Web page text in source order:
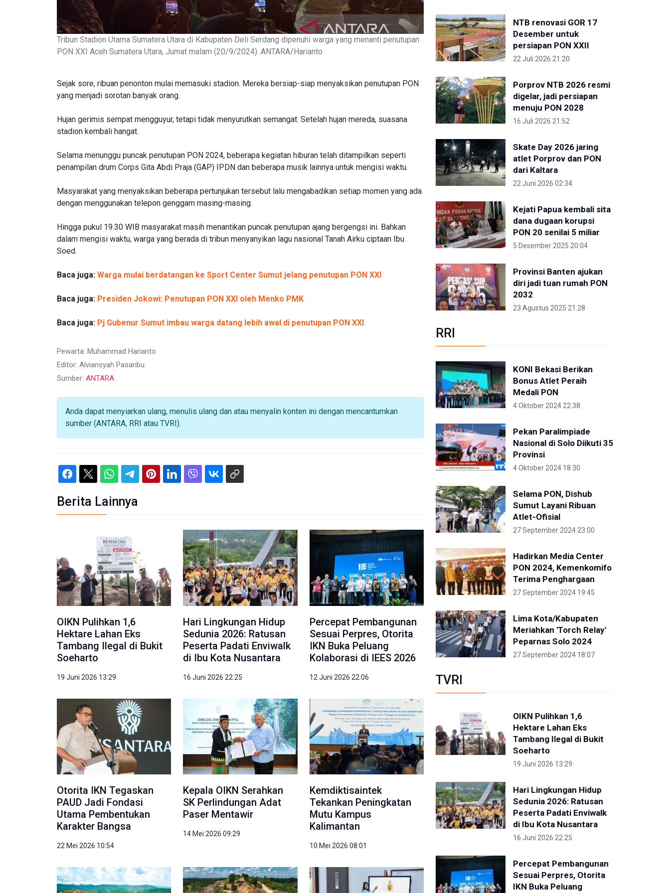
Tribun Stadion Utama Sumatera Utara di Kabupaten Deli Serdang dipenuhi warga yang menanti penutupan
PON XXI Aceh Sumatera Utara, Jumat malam (20/9/2024). ANTARA/Harianto
Sejak sore, ribuan penonton mulai memasuki stadion. Mereka bersiap-siap menyaksikan penutupan PON
yang menjadi sorotan banyak orang.
Hujan gerimis sempat mengguyur, tetapi tidak menyurutkan semangat. Setelah hujan mereda, suasana
stadion kembali hangat.
Selama menunggu puncak penutupan PON 2024, beberapa kegiatan hiburan telah ditampilkan seperti
penampilan drum Corps Gita Abdi Praja (GAP) IPDN dan beberapa musik lainnya untuk mengisi waktu.
Masyarakat yang menyaksikan beberapa pertunjukan tersebut lalu mengabadikan setiap momen yang ada
dengan menggunakan telepon genggam masing-masing.
Hingga pukul 19.30 WIB masyarakat masih menantikan puncak penutupan ajang bergengsi ini. Bahkan
dalam mengisi waktu, warga yang berada di tribun menyanyikan lagu nasional Tanah Airku ciptaan Ibu
Soed.
Baca juga: Warga mulai berdatangan ke Sport Center Sumut jelang penutupan PON XXI
Baca juga: Presiden Jokowi: Penutupan PON XXI oleh Menko PMK
Baca juga: Pj Gubenur Sumut imbau warga datang lebih awal di penutupan PON XXI
Pewarta: Muhammad Harianto
Editor: Alviansyah Pasaribu
Sumber: ANTARA
Anda dapat menyiarkan ulang, menulis ulang dan atau menyalin konten ini dengan mencantumkan
sumber (ANTARA, RRI atau TVRI).
Berita Lainnya
OIKN Pulihkan 1,6
Hektare Lahan Eks
Tambang Ilegal di Bukit
Soeharto
19 Juni 2026 13:29
Hari Lingkungan Hidup
Sedunia 2026: Ratusan
Peserta Padati Enviwalk
di Ibu Kota Nusantara
16 Juni 2026 22:25
Percepat Pembangunan
Sesuai Perpres, Otorita
IKN Buka Peluang
Kolaborasi di IEES 2026
12 Juni 2026 22:06
Otorita IKN Tegaskan
PAUD Jadi Fondasi
Utama Pembentukan
Karakter Bangsa
22 Mei 2026 10:54
Kepala OIKN Serahkan
SK Perlindungan Adat
Paser Mentawir
14 Mei 2026 09:29
Kemdiktisaintek
Tekankan Peningkatan
Mutu Kampus
Kalimantan
10 Mei 2026 08:01
NTB renovasi GOR 17
Desember untuk
persiapan PON XXII
22 Juli 2026 21:20
Porprov NTB 2026 resmi
digelar, jadi persiapan
menuju PON 2028
16 Juli 2026 21:52
Skate Day 2026 jaring
atlet Porprov dan PON
dari Kaltara
22 Juni 2026 02:34
Kejati Papua kembali sita
dana dugaan korupsi
PON 20 senilai 5 miliar
5 Desember 2025 20:04
Provinsi Banten ajukan
diri jadi tuan rumah PON
2032
23 Agustus 2025 21:28
RRI
KONI Bekasi Berikan
Bonus Atlet Peraih
Medali PON
4 Oktober 2024 22:38
Pekan Paralimpiade
Nasional di Solo Diikuti 35
Provinsi
4 Oktober 2024 18:30
Selama PON, Dishub
Sumut Layani Ribuan
Atlet-Ofisial
27 September 2024 23:00
Hadirkan Media Center
PON 2024, Kemenkomifo
Terima Penghargaan
27 September 2024 19:45
Lima Kota/Kabupaten
Meriahkan 'Torch Relay'
Peparnas Solo 2024
27 September 2024 18:07
TVRI
OIKN Pulihkan 1,6
Hektare Lahan Eks
Tambang Ilegal di Bukit
Soeharto
19 Juni 2026 13:29
Hari Lingkungan Hidup
Sedunia 2026: Ratusan
Peserta Padati Enviwalk
di Ibu Kota Nusantara
16 Juni 2026 22:25
Percepat Pembangunan
Sesuai Perpres, Otorita
IKN Buka Peluang